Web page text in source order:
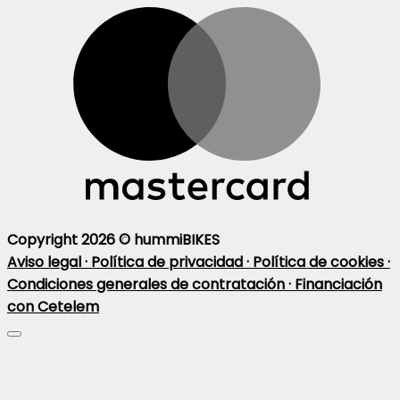
Copyright 2026 © hummiBIKES
Aviso legal · Política de privacidad · Política de cookies ·
Condiciones generales de contratación · Financiación
con Cetelem